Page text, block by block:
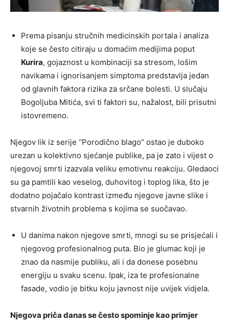
Prema pisanju stručnih medicinskih portala i analiza
koje se često citiraju u domaćim medijima poput
Kurira, gojaznost u kombinaciji sa stresom, lošim
navikama i ignorisanjem simptoma predstavlja jedan
od glavnih faktora rizika za srčane bolesti. U slučaju
Bogoljuba Mitića, svi ti faktori su, nažalost, bili prisutni
istovremeno.
Njegov lik iz serije “Porodično blago” ostao je duboko
urezan u kolektivno sjećanje publike, pa je zato i vijest o
njegovoj smrti izazvala veliku emotivnu reakciju. Gledaoci
su ga pamtili kao veselog, duhovitog i toplog lika, što je
dodatno pojačalo kontrast između njegove javne slike i
stvarnih životnih problema s kojima se suočavao.
U danima nakon njegove smrti, mnogi su se prisjećali i
njegovog profesionalnog puta. Bio je glumac koji je
znao da nasmije publiku, ali i da donese posebnu
energiju u svaku scenu. Ipak, iza te profesionalne
fasade, vodio je bitku koju javnost nije uvijek vidjela.
Njegova priča danas se često spominje kao primjer